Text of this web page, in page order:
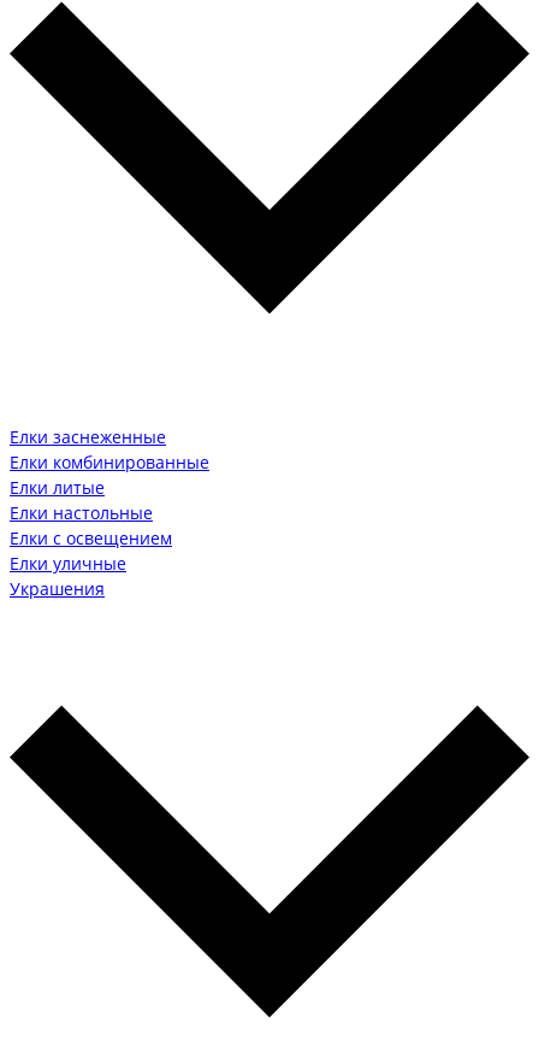
Елки заснеженные
Елки комбинированные
Елки литые
Елки настольные
Елки с освещением
Елки уличные
Украшения